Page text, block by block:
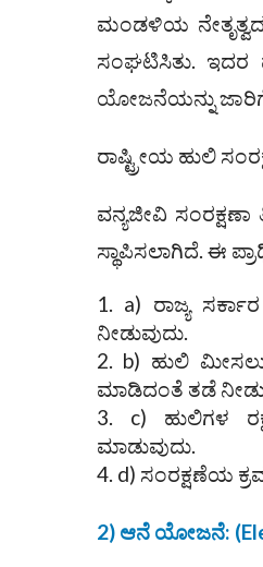
ಮಂಡಳಿಯ
ಸಂಘಟಿಸಿತು. ಇದರ
ಯೋಜನೆಯನ್ನು ಜಾರಿಗೆ
ರಾಷ್ಟ್ರೀಯ ಹುಲಿ
ವನ್ಯಜೀವಿ ಸಂರಕ್ಷಣಾ
ಸ್ಥಾಪಿಸಲಾಗಿದೆ. ಈ
a) ರಾಜ್ಯ
ನೀಡುವುದು.
b) ಹುಲಿ
ಮಾಡಿದಂತೆ ತಡೆ
c) ಹುಲಿಗಳ
ಮಾಡುವುದು.
d) ಸಂರಕ್ಷಣೆಯ
2) ಆನೆ ಯೋಜನೆ: